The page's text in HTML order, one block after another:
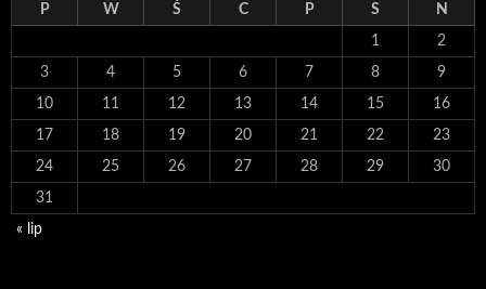
P W Ś C P S N
1 2
3 4 5 6 7 8 9
10 11 12 13 14 15 16
17 18 19 20 21 22 23
24 25 26 27 28 29 30
31
« lip